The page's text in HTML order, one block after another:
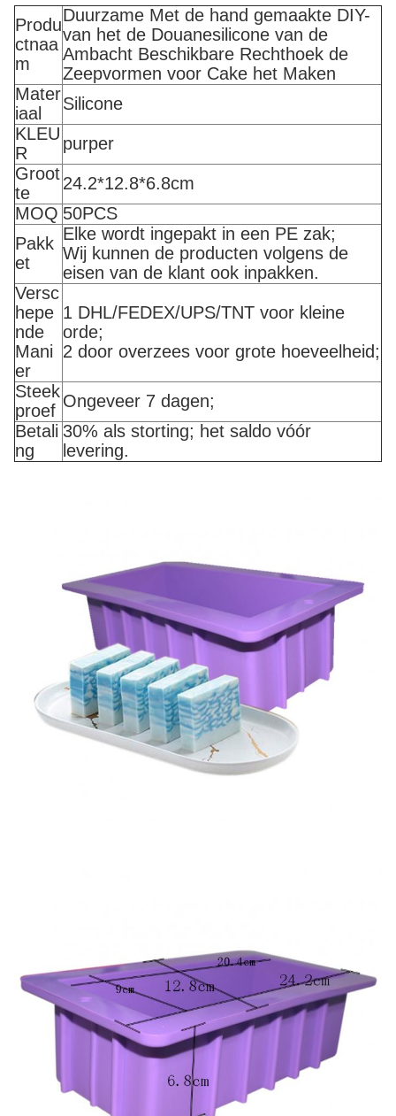
Produ
ctnaa
m
Duurzame Met de hand gemaakte DIY-
van het de Douanesilicone van de
Ambacht Beschikbare Rechthoek de
Zeepvormen voor Cake het Maken
Mater
iaal
Silicone
KLEU
R
purper
Groot
te
24.2*12.8*6.8cm
MOQ 50PCS
Pakk
et
Elke wordt ingepakt in een PE zak;
Wij kunnen de producten volgens de
eisen van de klant ook inpakken.
Versc
hepe
nde
Mani
er
1 DHL/FEDEX/UPS/TNT voor kleine
orde;
2 door overzees voor grote hoeveelheid;
Steek
proef Ongeveer 7 dagen;
Betali
ng
30% als storting; het saldo vóór
levering.